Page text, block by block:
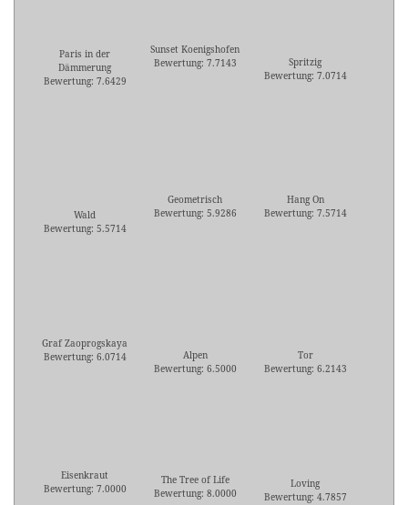
Paris in der
Dämmerung
Bewertung: 7.6429
Sunset Koenigshofen
Bewertung: 7.7143
Spritzig
Bewertung: 7.0714
Wald
Bewertung: 5.5714
Geometrisch
Bewertung: 5.9286
Hang On
Bewertung: 7.5714
Graf Zaoprogskaya
Bewertung: 6.0714
Alpen
Bewertung: 6.5000
Tor
Bewertung: 6.2143
Eisenkraut
Bewertung: 7.0000
The Tree of Life
Bewertung: 8.0000
Loving
Bewertung: 4.7857